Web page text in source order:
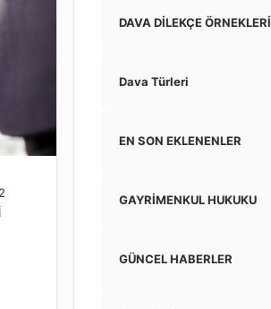
DAVA DİLEKÇE ÖRNEKLERİ
Dava Türleri
EN SON EKLENENLER
GAYRİMENKUL HUKUKU
GÜNCEL HABERLER